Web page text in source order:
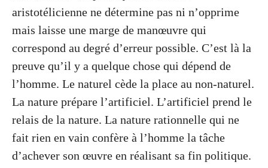
aristotélicienne ne détermine pas ni n’opprime
mais laisse une marge de manœuvre qui
correspond au degré d’erreur possible. C’est là la
preuve qu’il y a quelque chose qui dépend de
l’homme. Le naturel cède la place au non-naturel.
La nature prépare l’artificiel. L’artificiel prend le
relais de la nature. La nature rationnelle qui ne
fait rien en vain confère à l’homme la tâche
d’achever son œuvre en réalisant sa fin politique.